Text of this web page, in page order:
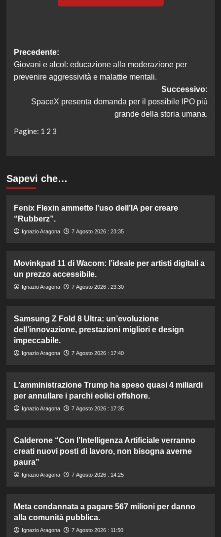
Navigazione
articolo
Precedente:
Giovani e alcol: educazione alla moderazione per
prevenire aggressività e malattie mentali.
Successivo:
SpaceX presenta domanda per il possibile IPO più
grande della storia umana.
Pagine: 1 2 3
Sapevi che…
Fenix Flexin ammette l’uso dell’IA per creare
“Rubberz”.
Ignazio Aragona 7 Agosto 2026 : 23:35
Movinkpad 11 di Wacom: l’ideale per artisti digitali a
un prezzo accessibile.
Ignazio Aragona 7 Agosto 2026 : 23:30
Samsung Z Fold 8 Ultra: un’evoluzione
dell’innovazione, prestazioni migliori e design
impeccabile.
Ignazio Aragona 7 Agosto 2026 : 17:40
L’amministrazione Trump ha speso quasi 4 miliardi
per annullare i parchi eolici offshore.
Ignazio Aragona 7 Agosto 2026 : 17:35
Calderone “Con l’Intelligenza Artificiale verranno
creati nuovi posti di lavoro, non bisogna averne
paura”
Ignazio Aragona 7 Agosto 2026 : 14:25
Meta condannata a pagare 567 milioni per danno
alla comunità pubblica.
Ignazio Aragona 7 Agosto 2026 : 11:50